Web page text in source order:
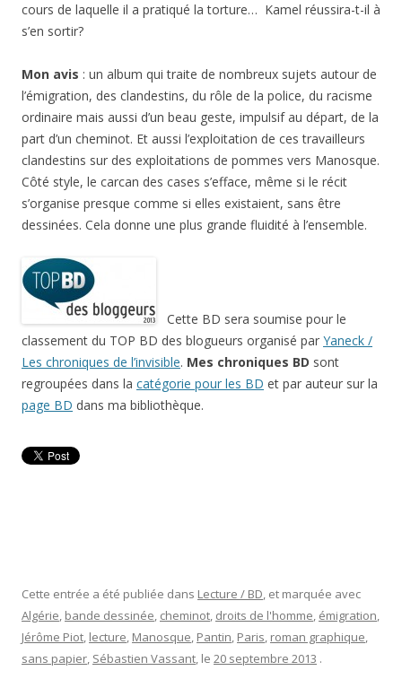
cours de laquelle il a pratiqué la torture… Kamel réussira-t-il à
s’en sortir?
Mon avis : un album qui traite de nombreux sujets autour de
l’émigration, des clandestins, du rôle de la police, du racisme
ordinaire mais aussi d’un beau geste, impulsif au départ, de la
part d’un cheminot. Et aussi l’exploitation de ces travailleurs
clandestins sur des exploitations de pommes vers Manosque.
Côté style, le carcan des cases s’efface, même si le récit
s’organise presque comme si elles existaient, sans être
dessinées. Cela donne une plus grande fluidité à l’ensemble.
Cette BD sera soumise pour le
classement du TOP BD des blogueurs organisé par Yaneck /
Les chroniques de l’invisible. Mes chroniques BD sont
regroupées dans la catégorie pour les BD et par auteur sur la
page BD dans ma bibliothèque.
Cette entrée a été publiée dans Lecture / BD, et marquée avec
Algérie, bande dessinée, cheminot, droits de l'homme, émigration,
Jérôme Piot, lecture, Manosque, Pantin, Paris, roman graphique,
sans papier, Sébastien Vassant, le 20 septembre 2013 .